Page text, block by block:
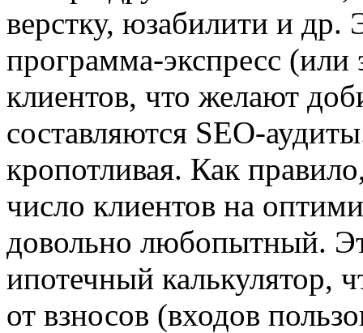
верстку, юзабилити и др.
программа-экспресс (или
клиентов, что желают
составляются SEO-
кропотливая. Как
число клиентов на
довольно любопытный.
ипотечный калькулятор,
от взносов (входов